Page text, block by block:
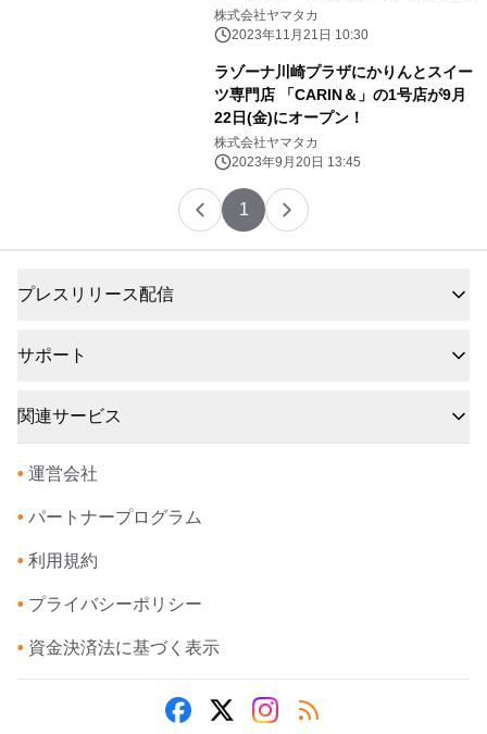
へ届けている 『ウメダチーズラボ』が
11月23日(木・祝)に 「なんばウォーク
株式会社ヤマタカ
2023年11月21日 10:30
ラゾーナ川崎プラザにかりんとスイー
ツ専門店 「CARIN＆」の1号店が9月
22日(金)にオープン！
株式会社ヤマタカ
2023年9月20日 13:45
1
プレスリリース配信
サポート
関連サービス
• 運営会社
• パートナープログラム
• 利用規約
• プライバシーポリシー
• 資金決済法に基づく表示